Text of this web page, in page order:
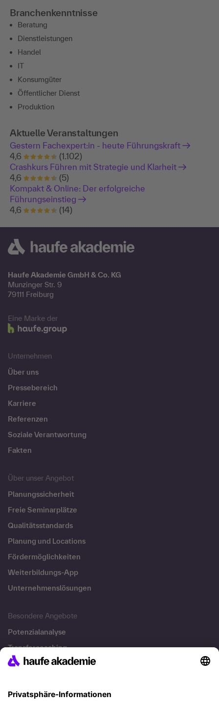
Branchenkenntnisse
Beratung
Dienstleistungen
Handel
IT
Konsumgüter
Öffentlicher Dienst
Produktion
Aktuelle Veranstaltungen
Gestern Fachexpert:in - heute Führungskraft
4,6
(1.102)
Crashkurs Führen mit Strategie und Klarheit
4,6
(5)
Kompakt & Online: Der erfolgreiche
Führungseinstieg
4,6
(14)
Haufe Akademie GmbH & Co. KG
Munzinger Str. 9
79111 Freiburg
Eine Marke der
Unternehmen
Über uns
Pressebereich
Karriere
Referenzen
Soziale Verantwortung
Fakten
Über unser Angebot
Planungssicherheit
Freie Seminarplätze
Qualitätsstandards
Planung und Locations
Fördermöglichkeiten
Weiterbildungs-App
Unternehmenslösungen
Besondere Angebote
Potenzialanalyse
Transfercoaching
Coaching
Kontakt & Support